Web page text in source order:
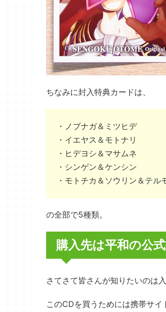
ちなみに封入特典カードは、
・ノブナガ＆ミツヒデ
・イエヤス＆モトナリ
・ヒデヨシ＆マサムネ
・シンゲン＆ケンシン
・モトチカ＆ソウリン＆テル
の全部で5種類。
購入先は平和の公
さてさて皆さんが知りたいのは
このCDを買うためには携帯サイ